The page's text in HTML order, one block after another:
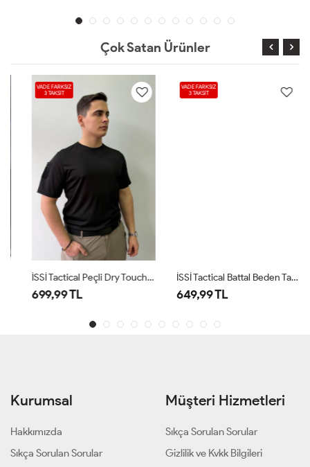
Çok Satan Ürünler
VADE FARKSIZ
3 TAKSİT
İSSİ Tactical Peçli Dry Touch Likralı Taktik Tişört Siyah
699,99 TL
VADE FARKSIZ
3 TAKSİT
İSSİ Tactical Battal Beden Taktik Tişört Siyah
649,99 TL
Kurumsal
Hakkımızda
Sıkça Sorulan Sorular
Müşteri Hizmetleri
Sıkça Sorulan Sorular
Gizlilik ve Kvkk Bilgileri